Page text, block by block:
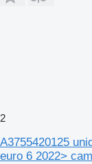
2
A3755420125
euro 6 2022>